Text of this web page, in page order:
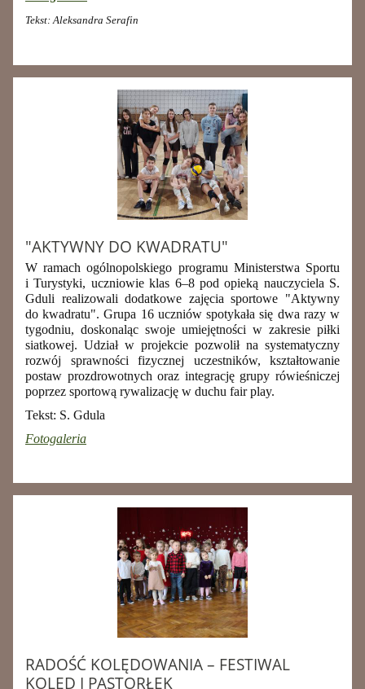
Tekst: Aleksandra Serafin
"AKTYWNY DO KWADRATU"
W ramach ogólnopolskiego programu Ministerstwa Sportu
i Turystyki, uczniowie klas 6–8 pod opieką nauczyciela S.
Gduli realizowali dodatkowe zajęcia sportowe "Aktywny
do kwadratu". Grupa 16 uczniów spotykała się dwa razy w
tygodniu, doskonaląc swoje umiejętności w zakresie piłki
siatkowej. Udział w projekcie pozwolił na systematyczny
rozwój sprawności fizycznej uczestników, kształtowanie
postaw prozdrowotnych oraz integrację grupy rówieśniczej
poprzez sportową rywalizację w duchu fair play.
Tekst: S. Gdula
Fotogaleria
RADOŚĆ KOLĘDOWANIA – FESTIWAL
KOLĘD I PASTORŁEK